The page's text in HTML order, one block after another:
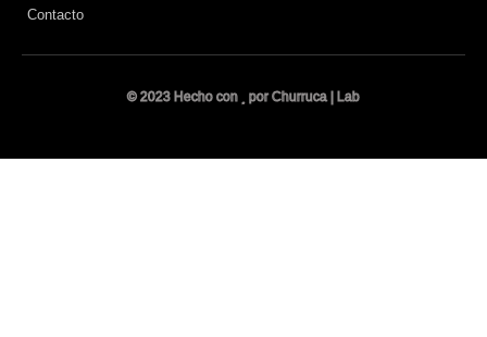
Contacto
© 2023 Hecho con por Churruca | Lab